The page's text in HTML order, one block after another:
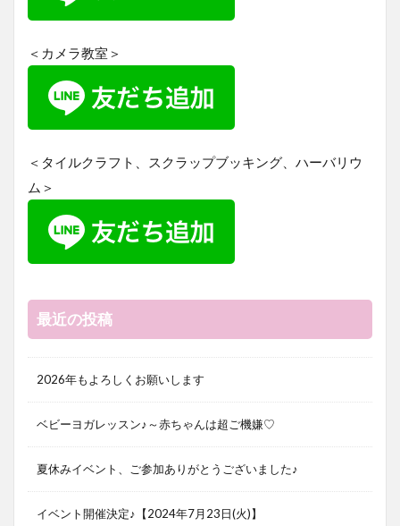
＜カメラ教室＞
＜タイルクラフト、スクラップブッキング、ハーバリウ
ム＞
最近の投稿
2026年もよろしくお願いします
ベビーヨガレッスン♪～赤ちゃんは超ご機嫌♡
夏休みイベント、ご参加ありがとうございました♪
イベント開催決定♪【2024年7月23日(火)】